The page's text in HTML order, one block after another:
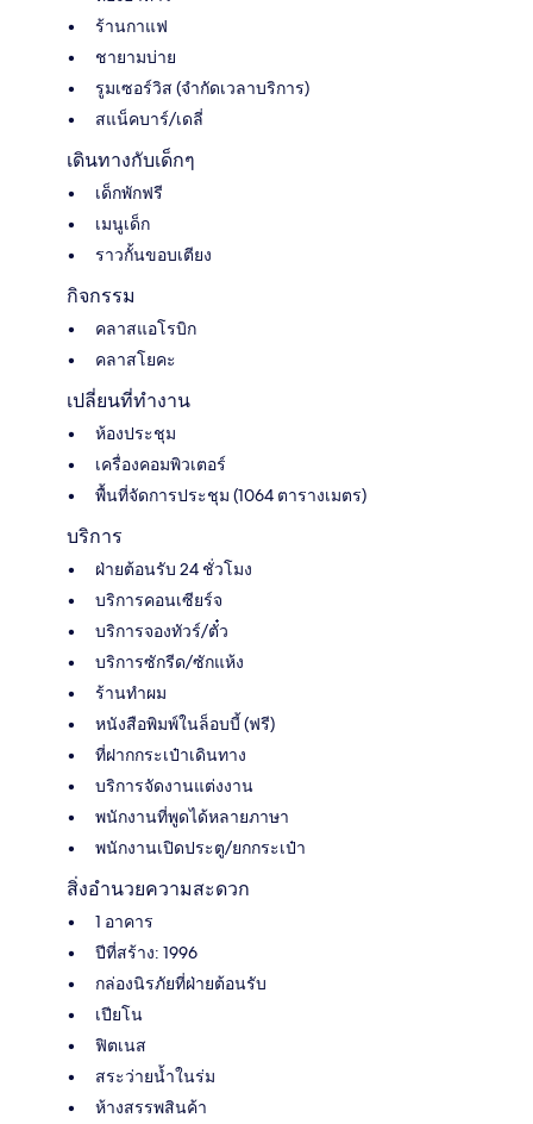
ร้านกาแฟ
ชายามบ่าย
รูมเซอร์วิส (จำกัดเวลาบริการ)
สแน็คบาร์/เดลี่
เดินทางกับเด็กๆ
เด็กพักฟรี
เมนูเด็ก
ราวกั้นขอบเตียง
กิจกรรม
คลาสแอโรบิก
คลาสโยคะ
เปลี่ยนที่ทำงาน
ห้องประชุม
เครื่องคอมพิวเตอร์
พื้นที่จัดการประชุม (1064 ตารางเมตร)
บริการ
ฝ่ายต้อนรับ 24 ชั่วโมง
บริการคอนเซียร์จ
บริการจองทัวร์/ตั๋ว
บริการซักรีด/ซักแห้ง
ร้านทำผม
หนังสือพิมพ์ในล็อบบี้ (ฟรี)
ที่ฝากกระเป๋าเดินทาง
บริการจัดงานแต่งงาน
พนักงานที่พูดได้หลายภาษา
พนักงานเปิดประตู/ยกกระเป๋า
สิ่งอำนวยความสะดวก
1 อาคาร
ปีที่สร้าง: 1996
กล่องนิรภัยที่ฝ่ายต้อนรับ
เปียโน
ฟิตเนส
สระว่ายน้ำในร่ม
ห้างสรรพสินค้า